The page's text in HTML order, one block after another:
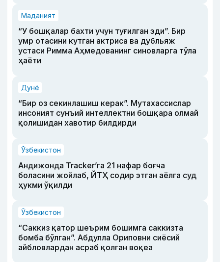
Маданият
“У бошқалар бахти учун туғилган эди”. Бир
умр отасини кутган актриса ва дубльяж
устаси Римма Аҳмедованинг синовларга тўла
ҳаёти
Дунё
“Бир оз секинлашиш керак”. Мутахассислар
инсоният сунъий интеллектни бошқара олмай
қолишидан хавотир билдирди
Ўзбекистон
Андижонда Tracker’га 21 нафар боғча
боласини жойлаб, ЙТҲ содир этган аёлга суд
ҳукми ўқилди
Ўзбекистон
“Саккиз қатор шеърим бошимга саккизта
бомба бўлган”. Абдулла Ориповни сиёсий
айбловлардан асраб қолган воқеа